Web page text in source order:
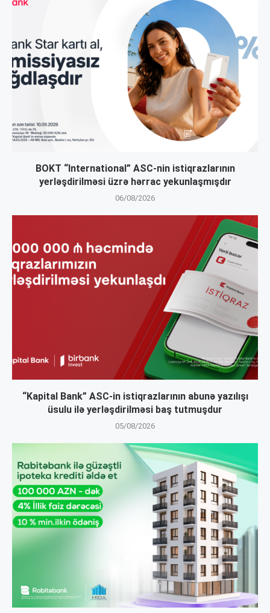
BOKT “International” ASC-nin istiqrazlarının
yerləşdirilməsi üzrə hərrac yekunlaşmışdır
06/08/2026
“Kapital Bank” ASC-in istiqrazlarının abunə yazılışı
üsulu ilə yerləşdirilməsi baş tutmuşdur
05/08/2026